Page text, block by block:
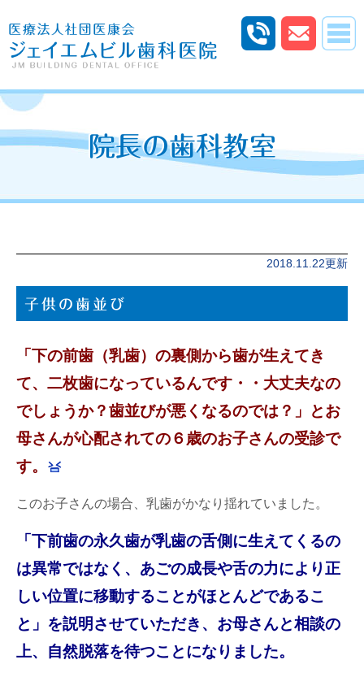
院長の歯科教室
2018.11.22更新
子供の歯並び
「下の前歯（乳歯）の裏側から歯が生えてき
て、二枚歯になっているんです・・大丈夫なの
でしょうか？歯並びが悪くなるのでは？」とお
母さんが心配されての６歳のお子さんの受診で
す。
このお子さんの場合、乳歯がかなり揺れていました。
「下前歯の永久歯が乳歯の舌側に生えてくるの
は異常ではなく、あごの成長や舌の力により正
しい位置に移動することがほとんどであるこ
と」を説明させていただき、お母さんと相談の
上、自然脱落を待つことになりました。